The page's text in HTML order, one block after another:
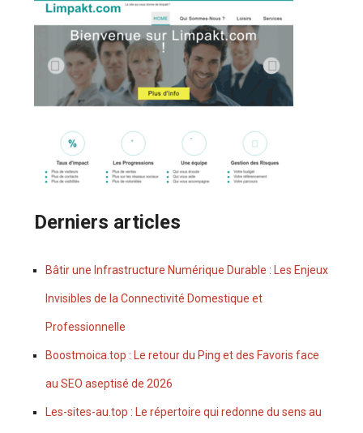
Derniers articles
Bâtir une Infrastructure Numérique Durable : Les Enjeux
Invisibles de la Connectivité Domestique et
Professionnelle
Boostmoica.top : Le retour du Ping et des Favoris face
au SEO aseptisé de 2026
Les-sites-au.top : Le répertoire qui redonne du sens au